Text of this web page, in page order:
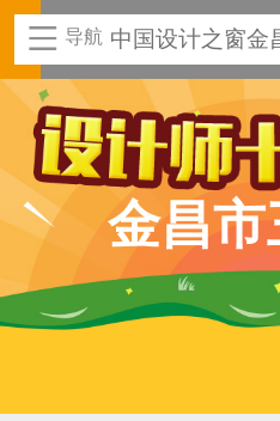
导航 中国设计之窗金
金昌市